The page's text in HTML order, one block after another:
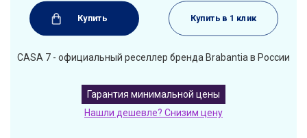
Купить Купить в 1 клик
CASA 7 - официальный реселлер бренда Brabantia в России
Гарантия минимальной цены
Нашли дешевле? Снизим цену